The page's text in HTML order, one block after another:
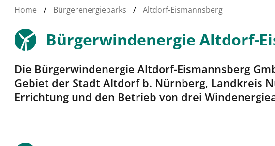
Home / Bürgerenergieparks / Altdorf-Eismannsberg
Bürgerwindenergie Altdorf-
Die Bürgerwindenergie Altdorf-Eismannsberg
Gebiet der Stadt Altdorf b. Nürnberg, Landkreis
Errichtung und den Betrieb von drei